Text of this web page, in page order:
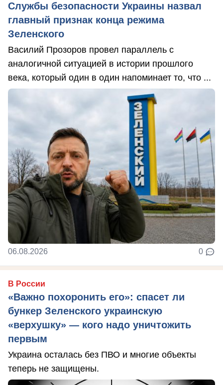
Службы безопасности Украины назвал
главный признак конца режима
Зеленского
Василий Прозоров провел параллель с
аналогичной ситуацией в истории прошлого
века, который один в один напоминает то, что ...
06.08.2026 0
В России
«Важно похоронить его»: спасет ли
бункер Зеленского украинскую
«верхушку» — кого надо уничтожить
первым
Украина осталась без ПВО и многие объекты
теперь не защищены.